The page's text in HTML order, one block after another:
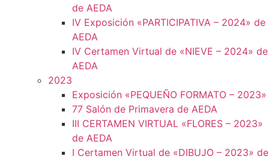
de AEDA
IV Exposición «PARTICIPATIVA – 2024» de
AEDA
IV Certamen Virtual de «NIEVE – 2024» de
AEDA
2023
Exposición «PEQUEÑO FORMATO – 2023»
77 Salón de Primavera de AEDA
III CERTAMEN VIRTUAL «FLORES – 2023»
de AEDA
I Certamen Virtual de «DIBUJO – 2023» de